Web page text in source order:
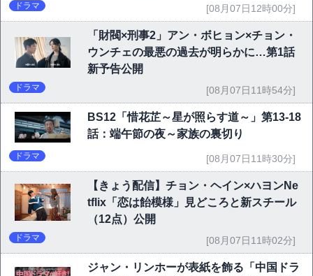
ドラマ [08月07日12時00分]
「財閥×刑事2」アン・ボヒョン×チョン・
ウンチェの最悪の過去が明らかに…第1話
新予告公開
ドラマ [08月07日11時54分]
BS12「惜花芷～星が照らす道～」第13-18
話：端午節の夜～家族の裏切り
ドラマ [08月07日11時30分]
【きょう配信】チョン・ヘイン×ハヨンNe
tflix「恋は飴模様」見どころと新スチール
（12点）公開
ドラマ [08月07日11時02分]
ジャン・リンホーが表紙を飾る「中国ドラ